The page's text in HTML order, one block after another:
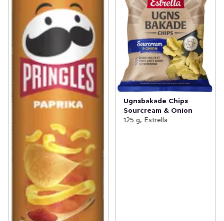
Ugnsbakade Chips
Sourcream & Onion
125 g, Estrella